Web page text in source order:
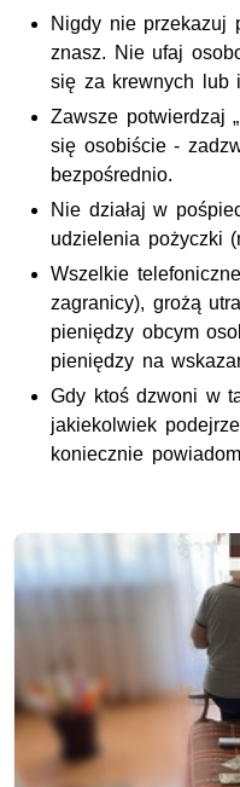
Nigdy nie przekazuj
znasz. Nie ufaj
się za krewnych lub
Zawsze potwierdzaj
się osobiście -
bezpośrednio.
Nie działaj w
udzielenia pożyczki
Wszelkie
zagranicy), grożą
pieniędzy obcym
pieniędzy na
Gdy ktoś dzwoni w
jakiekolwiek
koniecznie